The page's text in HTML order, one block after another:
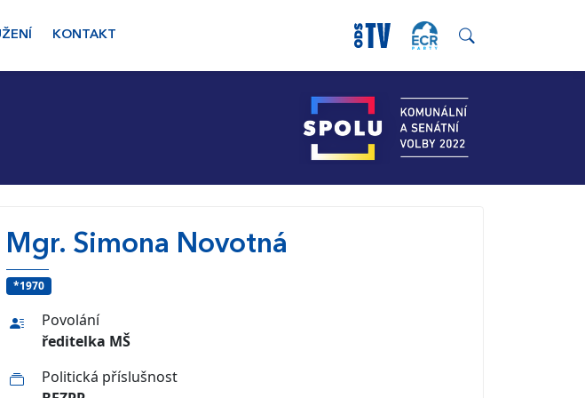
KONTAKT
Mgr. Simona Novotná
*1970
Povolání
ředitelka MŠ
Politická příslušnost